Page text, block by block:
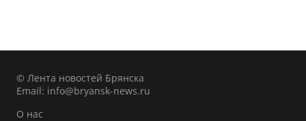
© Лента новостей Брянска
Email: info@bryansk-news.ru
О нас